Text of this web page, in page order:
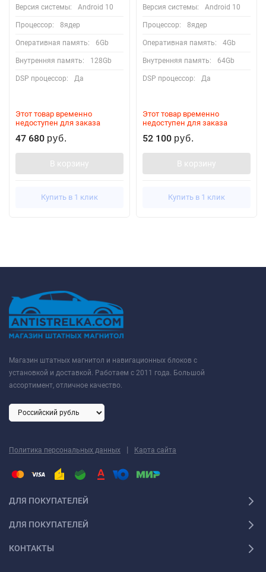
Версия системы: Android 10
Процессор: 8ядер
Оперативная память: 6Gb
Внутренняя память: 128Gb
DSP процессор: Да
Этот товар временно
недоступен для заказа
47 680 руб.
В корзину
Купить в 1 клик
Версия системы: Android 10
Процессор: 8ядер
Оперативная память: 4Gb
Внутренняя память: 64Gb
DSP процессор: Да
Этот товар временно
недоступен для заказа
52 100 руб.
В корзину
Купить в 1 клик
Магазин штатных магнитол и навигационных блоков с
установкой и доставкой. Работаем с 2011 года. Большой
ассортимент, отличное качество.
Политика персональных данных | Карта сайта
ДЛЯ ПОКУПАТЕЛЕЙ
ДЛЯ ПОКУПАТЕЛЕЙ
КОНТАКТЫ